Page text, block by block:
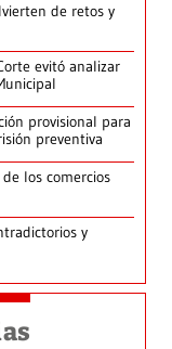
de retos y
evitó analizar
provisional para
preventiva
los comercios
y